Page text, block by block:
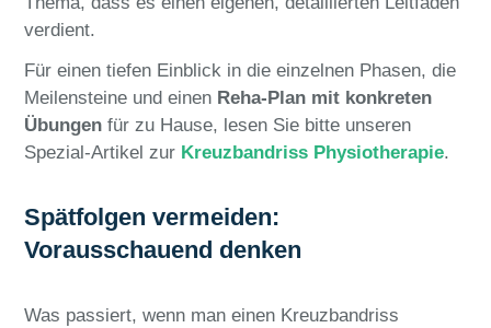
verdient.
Für einen tiefen Einblick in die einzelnen Phasen, die
Meilensteine und einen Reha-Plan mit konkreten
Übungen für zu Hause, lesen Sie bitte unseren
Spezial-Artikel zur Kreuzbandriss Physiotherapie.
Spätfolgen vermeiden:
Vorausschauend denken
Was passiert, wenn man einen Kreuzbandriss